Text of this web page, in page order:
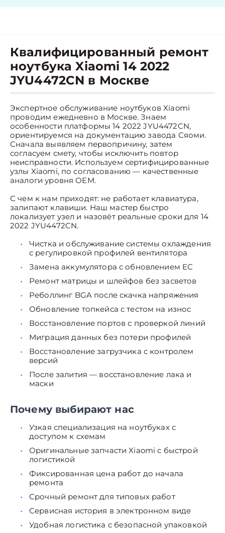
Квалифицированный ремонт
ноутбука Xiaomi 14 2022
JYU4472CN в Москве
Экспертное обслуживание ноутбуков Xiaomi
проводим ежедневно в Москве. Знаем
особенности платформы 14 2022 JYU4472CN,
ориентируемся на документацию завода Сяоми.
Сначала выявляем первопричину, затем
согласуем смету, чтобы исключить повтор
неисправности. Используем сертифицированные
узлы Xiaomi, по согласованию — качественные
аналоги уровня OEM.
С чем к нам приходят: не работает клавиатура,
залипают клавиши. Наш мастер быстро
локализует узел и назовёт реальные сроки для 14
2022 JYU4472CN.
Чистка и обслуживание системы охлаждения
с регулировкой профилей вентилятора
Замена аккумулятора с обновлением EC
Ремонт матрицы и шлейфов без засветов
Реболлинг BGA после скачка напряжения
Обновление топкейса с тестом на износ
Восстановление портов с проверкой линий
Миграция данных без потери профилей
Восстановление загрузчика с контролем
версий
После залития — восстановление лака и
маски
Почему выбирают нас
Узкая специализация на ноутбуках с
доступом к схемам
Оригинальные запчасти Xiaomi с быстрой
логистикой
Фиксированная цена работ до начала
ремонта
Срочный ремонт для типовых работ
Сервисная история в электронном виде
Удобная логистика с безопасной упаковкой